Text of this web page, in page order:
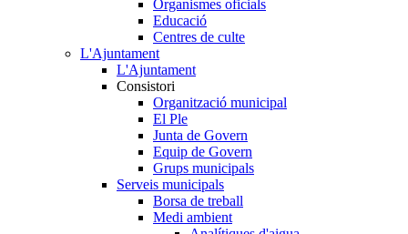
Organismes oficials
Educació
Centres de culte
L'Ajuntament
L'Ajuntament
Consistori
Organització municipal
El Ple
Junta de Govern
Equip de Govern
Grups municipals
Serveis municipals
Borsa de treball
Medi ambient